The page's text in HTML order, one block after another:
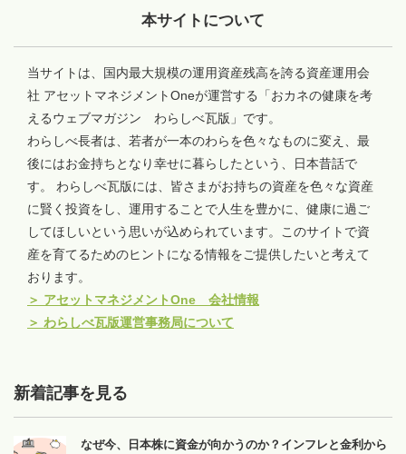
本サイトについて
当サイトは、国内最大規模の運用資産残高を誇る資産運用会
社 アセットマネジメントOneが運営する「おカネの健康を考
えるウェブマガジン わらしべ瓦版」です。
わらしべ長者は、若者が一本のわらを色々なものに変え、最
後にはお金持ちとなり幸せに暮らしたという、日本昔話で
す。 わらしべ瓦版には、皆さまがお持ちの資産を色々な資産
に賢く投資をし、運用することで人生を豊かに、健康に過ご
してほしいという思いが込められています。このサイトで資
産を育てるためのヒントになる情報をご提供したいと考えて
おります。
＞ アセットマネジメントOne 会社情報
＞ わらしべ瓦版運営事務局について
新着記事を見る
なぜ今、日本株に資金が向かうのか？インフレと金利から